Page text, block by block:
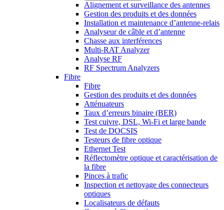
Alignement et surveillance des antennes
Gestion des produits et des données
Installation et maintenance d’antenne-relais
Analyseur de câble et d’antenne
Chasse aux interférences
Multi-RAT Analyzer
Analyse RF
RF Spectrum Analyzers
Fibre
Fibre
Gestion des produits et des données
Atténuateurs
Taux d’erreurs binaire (BER)
Test cuivre, DSL, Wi-Fi et large bande
Test de DOCSIS
Testeurs de fibre optique
Ethernet Test
Réflectomètre optique et caractérisation de
la fibre
Pinces à trafic
Inspection et nettoyage des connecteurs
optiques
Localisateurs de défauts